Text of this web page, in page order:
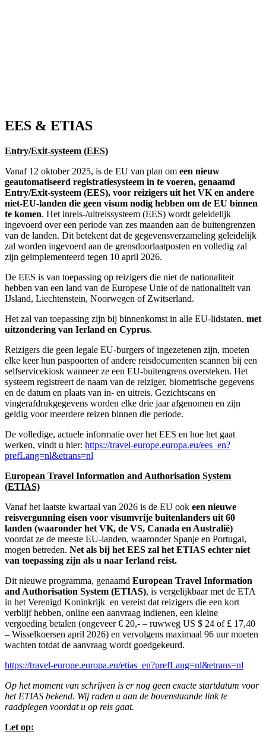
EES & ETIAS
Entry/Exit-systeem (EES)
Vanaf 12 oktober 2025, is de EU van plan om een ​​nieuw
geautomatiseerd registratiesysteem in te voeren, genaamd
Entry/Exit-systeem (EES), voor reizigers uit het VK en andere
niet-EU-landen die geen visum nodig hebben om de EU binnen
te komen. Het inreis-/uitreissysteem (EES) wordt geleidelijk
ingevoerd over een periode van zes maanden aan de buitengrenzen
van de landen. Dit betekent dat de gegevensverzameling geleidelijk
zal worden ingevoerd aan de grensdoorlaatposten en volledig zal
zijn geïmplementeerd tegen 10 april 2026.
De EES is van toepassing op reizigers die niet de nationaliteit
hebben van een land van de Europese Unie of de nationaliteit van
IJsland, Liechtenstein, Noorwegen of Zwitserland.
Het zal van toepassing zijn bij binnenkomst in alle EU-lidstaten, met
uitzondering van Ierland en Cyprus.
Reizigers die geen legale EU-burgers of ingezetenen zijn, moeten
elke keer hun paspoorten of andere reisdocumenten scannen bij een
selfservicekiosk wanneer ze een EU-buitengrens oversteken. Het
systeem registreert de naam van de reiziger, biometrische gegevens
en de datum en plaats van in- en uitreis. Gezichtscans en
vingerafdrukgegevens worden elke drie jaar afgenomen en zijn
geldig voor meerdere reizen binnen die periode.
De volledige, actuele informatie over het EES en hoe het gaat
werken, vindt u hier: https://travel-europe.europa.eu/ees_en?
prefLang=nl&etrans=nl
European Travel Information and Authorisation System
(ETIAS)
Vanaf het laatste kwartaal van 2026 is de EU ook een nieuwe
reisvergunning eisen voor visumvrije buitenlanders uit 60
landen (waaronder het VK, de VS, Canada en Australië)
voordat ze de meeste EU-landen, waaronder Spanje en Portugal,
mogen betreden. Net als bij het EES zal het ETIAS echter niet
van toepassing zijn als u naar Ierland reist.
Dit nieuwe programma, genaamd European Travel Information
and Authorisation System (ETIAS), is vergelijkbaar met de ETA
in het Verenigd Koninkrijk en vereist dat reizigers die een kort
verblijf hebben, online een aanvraag indienen, een kleine
vergoeding betalen (ongeveer € 20,- – ruwweg US $ 24 of £ 17,40
– Wisselkoersen april 2026) en vervolgens maximaal 96 uur moeten
wachten totdat de aanvraag wordt goedgekeurd.
https://travel-europe.europa.eu/etias_en?prefLang=nl&etrans=nl
Op het moment van schrijven is er nog geen exacte startdatum voor
het ETIAS bekend. Wij raden u aan de bovenstaande link te
raadplegen voordat u op reis gaat.
Let op: